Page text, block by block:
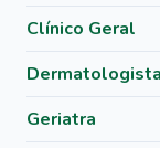
Clínico Geral
Dermatologista
Geriatra